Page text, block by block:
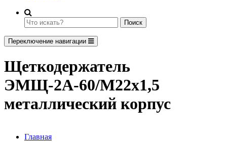
Поиск
Переключение навигации
Щеткодержатель
ЭМЩ-2А-60/М22х1,5
металлический корпус
Главная